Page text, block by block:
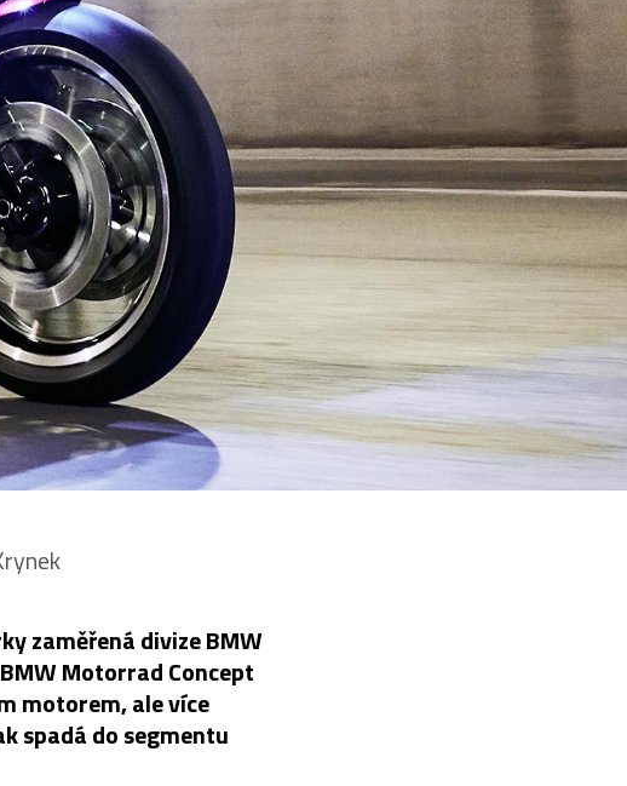
zaměřená divize BMW
Motorrad Concept
motorem, ale více
spadá do segmentu